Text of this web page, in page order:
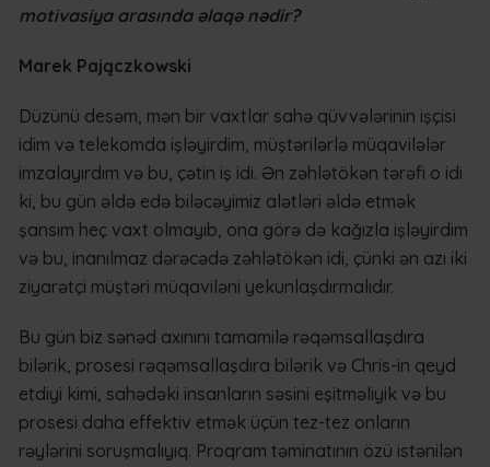
motivasiya arasında əlaqə nədir?
Marek Pajączkowski
Düzünü desəm, mən bir vaxtlar sahə qüvvələrinin işçisi
idim və telekomda işləyirdim, müştərilərlə müqavilələr
imzalayırdım və bu, çətin iş idi. Ən zəhlətökən tərəfi o idi
ki, bu gün əldə edə biləcəyimiz alətləri əldə etmək
şansım heç vaxt olmayıb, ona görə də kağızla işləyirdim
və bu, inanılmaz dərəcədə zəhlətökən idi, çünki ən azı iki
ziyarətçi müştəri müqaviləni yekunlaşdırmalıdır.
Bu gün biz sənəd axınını tamamilə rəqəmsallaşdıra
bilərik, prosesi rəqəmsallaşdıra bilərik və Chris-in qeyd
etdiyi kimi, sahədəki insanların səsini eşitməliyik və bu
prosesi daha effektiv etmək üçün tez-tez onların
rəylərini soruşmalıyıq. Proqram təminatının özü istənilən